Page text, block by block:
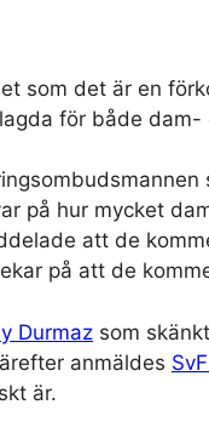
som det är en
för både dam-
på hur mycket
att de
på att de
Durmaz som
anmäldes
är.